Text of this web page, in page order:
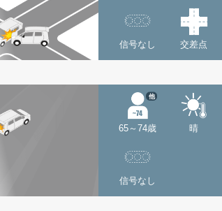
信号なし 交差点
65～74歳
他
晴
信号なし